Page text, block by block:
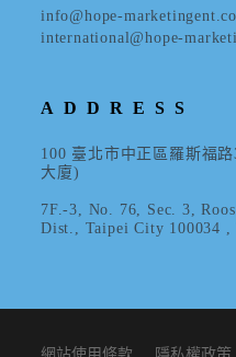
info@hope-
international@hope-
ADDRESS
100 臺北市中正區羅斯福
大廈)
7F.-3, No. 76, Sec. 3,
Dist., Taipei City 100034 ,